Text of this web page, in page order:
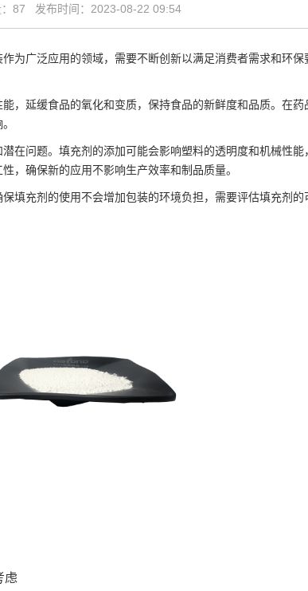
87 发布时间：2023-08-22 09:54
为广泛应用的领域，需要不断创新以满足消费者需求和环保
，延缓食品的氧化和变质，保持食品的新鲜度和品质。在
在问题。填充剂的添加可能会影响塑料的透明度和机械性
，确保新的应用不影响生产效率和制品质量。
填充剂的使用不会增加包装的环境负担，需要评估填充剂的
虑